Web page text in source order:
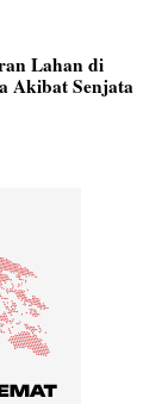
Lahan di
Akibat Senjata